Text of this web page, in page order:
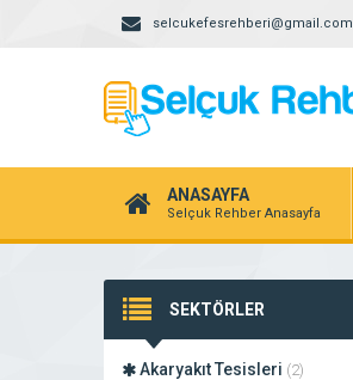
selcukefesrehberi@gmail.com
ANASAYFA
Selçuk Rehber Anasayfa
SEKTÖRLER
Akaryakıt Tesisleri (2)